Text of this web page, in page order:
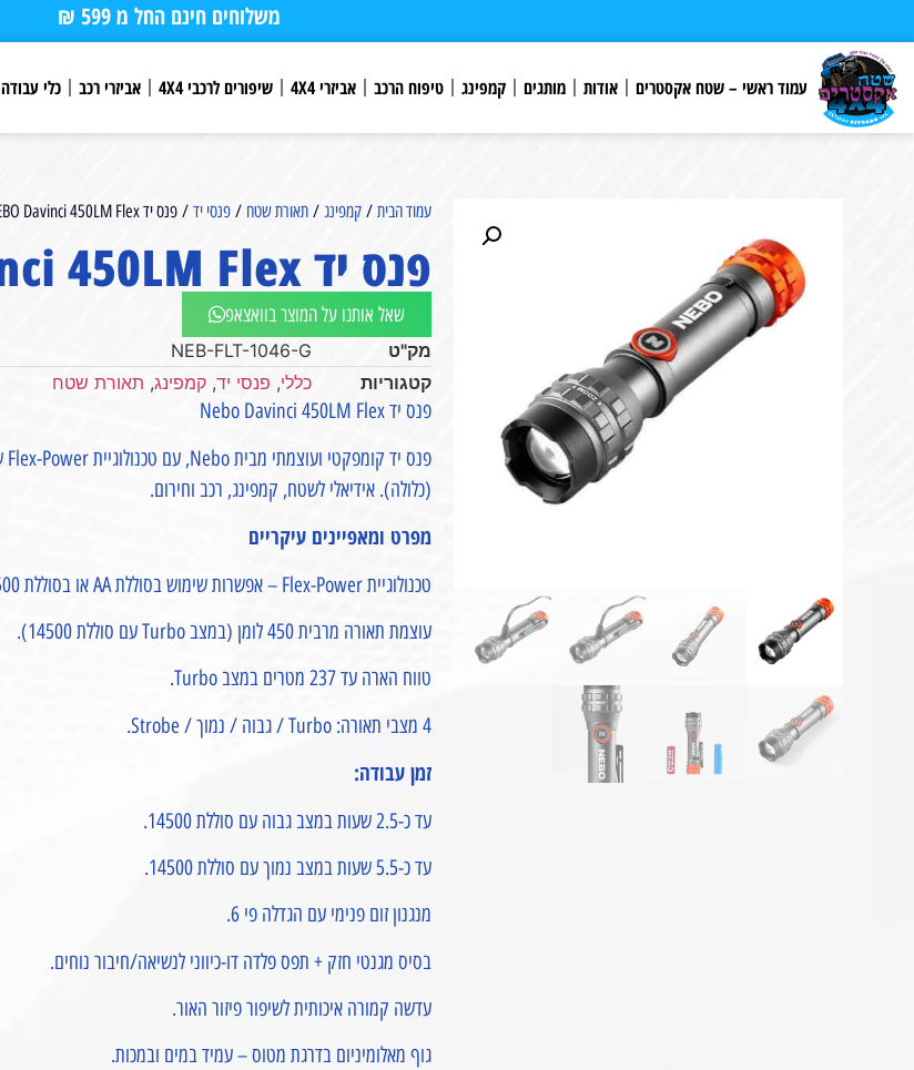
משלוחים חינם החל מ 599 ₪
עמוד ראשי – שטח אקסטרים אודות מותגים קמפינג טיפוח הרכב אביזרי 4X4 שיפורים לרכבי 4X4 אביזרי רכב כלי עבודה
עמוד הבית/ קמפינג/ תאורת שטח / פנסי יד/ פנס יד NEBO Davinci 450LM Flex
פנס יד NEBO Davinci 450LM Flex
שאל אותנו על המוצר בוואצאפ
מק"ט
NEB-FLT-1046-G
קטגוריות
כללי, פנסי יד, קמפינג, תאורת שטח
פנס יד Nebo Davinci 450LM Flex
(כלולה). אידיאלי לשטח, קמפינג, רכב וחירום.
מפרט ומאפיינים עיקריים
טכנולוגיית Flex-Power – אפשרות שימוש בסוללת AA או בסוללת 14500 נטענת.
עוצמת תאורה מרבית 450 לומן (במצב Turbo עם סוללת 14500).
טווח הארה עד 237 מטרים במצב Turbo.
4 מצבי תאורה: Turbo / גבוה / נמוך / Strobe.
זמן עבודה:
עד כ-2.5 שעות במצב גבוה עם סוללת 14500.
עד כ-5.5 שעות במצב נמוך עם סוללת 14500.
מנגנון זום פנימי עם הגדלה פי 6.
בסיס מגנטי חזק + תפס פלדה דו-כיווני לנשיאה/חיבור נוחים.
עדשה קמורה איכותית לשיפור פיזור האור.
גוף מאלומיניום בדרגת מטוס – עמיד במים ובמכות.